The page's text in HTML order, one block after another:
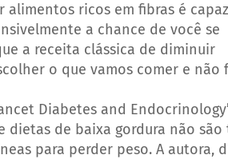
ricos em fibras é
a chance de você se
a receita clássica de diminuir
o que vamos comer e não
Diabetes and
dietas de baixa gordura não são
para perder peso. A autora,